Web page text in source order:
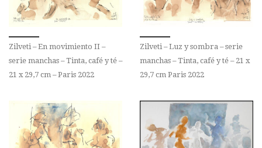
Zilveti – En movimiento II –
serie manchas – Tinta, café y té –
21 x 29,7 cm – Paris 2022
Zilveti – Luz y sombra – serie
manchas – Tinta, café y té – 21 x
29,7 cm Paris 2022